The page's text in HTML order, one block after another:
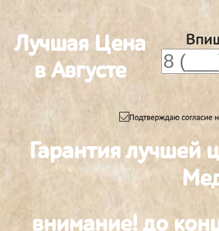
Лучшая Цена
в Августе
Гарантия лучшей
внимание! до